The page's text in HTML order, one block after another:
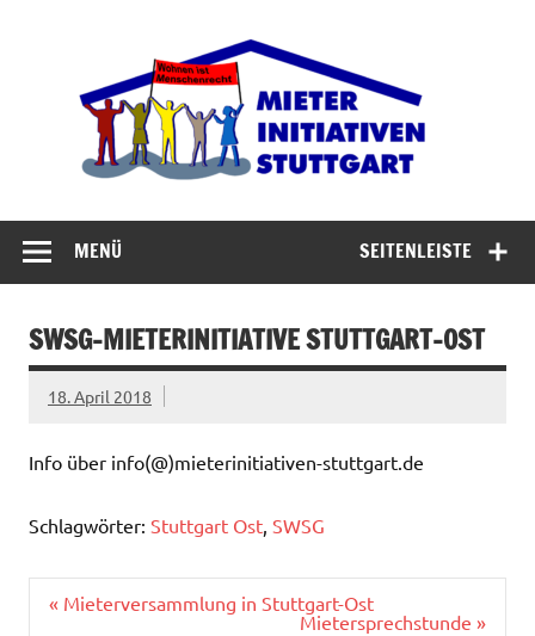
verteidigen
SEITENLEISTE
MENÜ
SWSG-MIETERINITIATIVE STUTTGART-OST
18. April 2018
Info über info(@)mieterinitiativen-stuttgart.de
Schlagwörter: Stuttgart Ost SWSG
Beitragsnavigation
« Mieterversammlung in Stuttgart-Ost
Mietersprechstunde »